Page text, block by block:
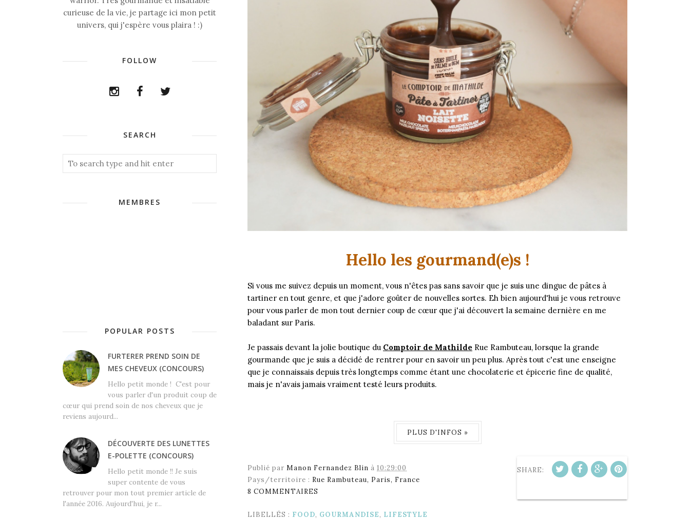
Hello les gourmand(e)s !
Si vous me suivez depuis un moment, vous n'êtes pas sans savoir que je suis une dingue de pâtes à
tartiner en tout genre, et que j'adore goûter de nouvelles sortes. Eh bien aujourd'hui je vous retrouve
pour vous parler de mon tout dernier coup de cœur que j'ai découvert la semaine dernière en me
baladant sur Paris.
Je passais devant la jolie boutique du Comptoir de Mathilde Rue Rambuteau, lorsque la grande
gourmande que je suis a décidé de rentrer pour en savoir un peu plus. Après tout c'est une enseigne
que je connaissais depuis très longtemps comme étant une chocolaterie et épicerie fine de qualité,
mais je n'avais jamais vraiment testé leurs produits.
PLUS D'INFOS »
Publié par Manon Fernandez Blin à 10:29:00
Pays/territoire : Rue Rambuteau, Paris, France
8 COMMENTAIRES
SHARE:
LIBELLÉS : FOOD, GOURMANDISE, LIFESTYLE
curieuse de la vie, je partage ici mon petit
univers, qui j'espère vous plaira ! :)
FOLLOW
SEARCH
MEMBRES
POPULAR POSTS
FURTERER PREND SOIN DE
MES CHEVEUX (CONCOURS)
Hello petit monde ! C'est pour
vous parler d'un produit coup de
cœur qui prend soin de nos cheveux que je
reviens aujourd...
DÉCOUVERTE DES LUNETTES
E-POLETTE (CONCOURS)
Hello petit monde !! Je suis
super contente de vous
retrouver pour mon tout premier article de
l'année 2016. Aujourd'hui, je r...